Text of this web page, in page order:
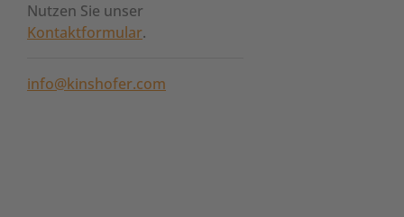
Nutzen Sie unser
Kontaktformular.
info@kinshofer.com